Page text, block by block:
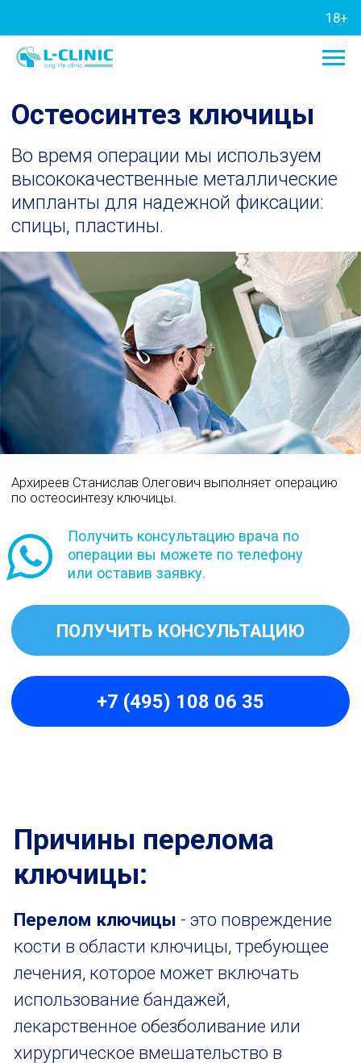
Во время операции мы используем
высококачественные металлические
импланты для надежной фиксации:
спицы, пластины.
Архиреев Станислав Олегович выполняет операцию
по остеосинтезу ключицы.
+7 (495) 108 06 35
Получить консультацию врача по
операции вы можете по телефону
или оставив заявку.
ПОЛУЧИТЬ КОНСУЛЬТАЦИЮ
Перелом ключицы- это повреждение
кости в области ключицы, требующее
лечения, которое может включать
использование бандажей,
возникнуть вследствие:
различных травматических
ситуаций, например, падений или
некоторых медицинских
состояний, таких как остеопороз;
незначительного воздействия или
травмы.
Причины перелома
ключицы: